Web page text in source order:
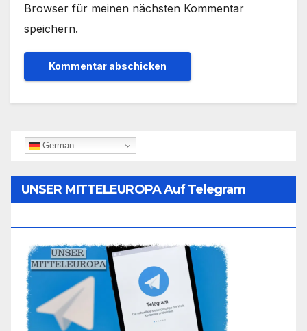
Browser für meinen nächsten Kommentar
speichern.
German
UNSER MITTELEUROPA Auf Telegram